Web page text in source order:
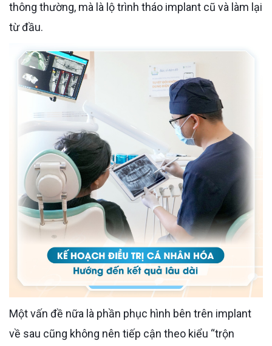
thông thường, mà là lộ trình tháo implant cũ và làm lại
từ đầu.
Một vấn đề nữa là phần phục hình bên trên implant
về sau cũng không nên tiếp cận theo kiểu “trộn